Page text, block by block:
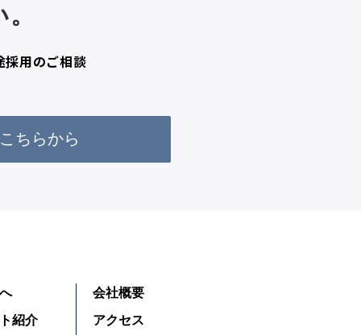
採用のご相談
ちらから
紹介
会社概要
アクセス